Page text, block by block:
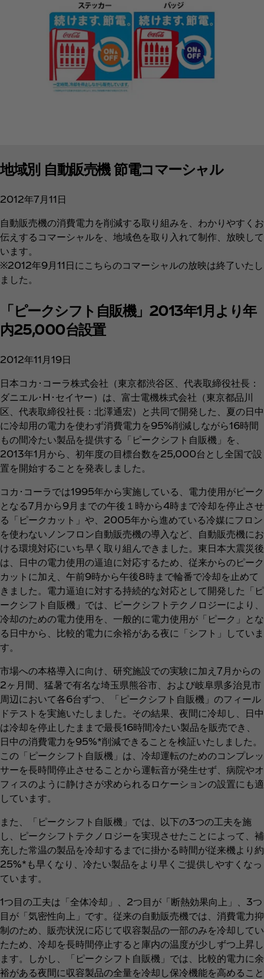
地域別 自動販売機 節電コマーシャル
2012年7月11日
自動販売機の消費電力を削減する取り組みを、わかりやすくお
伝えするコマーシャルを、地域色を取り入れて制作、放映して
います。
※2012年9月11日にこちらのコマーシャルの放映は終了いたし
ました。
「ピークシフト自販機」2013年1月より年
内25,000台設置
2012年11月19日
日本コカ･コーラ株式会社（東京都渋谷区、代表取締役社長：
ダニエル･H･セイヤー）は、富士電機株式会社（東京都品川
区、代表取締役社長：北澤通宏）と共同で開発した、夏の日中
に冷却用の電力を使わず消費電力を95%削減しながら16時間
もの間冷たい製品を提供する「ピークシフト自販機」を、
2013年1月から、初年度の目標台数を25,000台とし全国で設
置を開始することを発表しました。
コカ･コーラでは1995年から実施している、電力使用がピーク
となる7月から9月までの午後１時から4時まで冷却を停止させ
る「ピークカット」や、2005年から進めている冷媒にフロン
を使わないノンフロン自動販売機の導入など、自動販売機にお
ける環境対応にいち早く取り組んできました。東日本大震災後
は、日中の電力使用の逼迫に対応するため、従来からのピーク
カットに加え、午前9時から午後8時まで輪番で冷却を止めて
きました。電力逼迫に対する持続的な対応として開発した「ピ
ークシフト自販機」では、ピークシフトテクノロジーにより、
冷却のための電力使用を、一般的に電力使用が「ピーク」とな
る日中から、比較的電力に余裕がある夜に「シフト」していま
す。
市場への本格導入に向け、研究施設での実験に加え7月からの
2ヶ月間、猛暑で有名な埼玉県熊谷市、および岐阜県多治見市
周辺において各6台ずつ、「ピークシフト自販機」のフィール
ドテストを実施いたしました。その結果、夜間に冷却し、日中
は冷却を停止したままで最長16時間冷たい製品を販売でき、
日中の消費電力を95%*削減できることを検証いたしました。
この「ピークシフト自販機」は、冷却運転のためのコンプレッ
サーを長時間停止させることから運転音が発生せず、病院やオ
フィスのように静けさが求められるロケーションの設置にも適
しています。
また、「ピークシフト自販機」では、以下の3つの工夫を施
し、ピークシフトテクノロジーを実現させたことによって、補
充した常温の製品を冷却するまでに掛かる時間が従来機より約
25%*も早くなり、冷たい製品をより早くご提供しやすくなっ
ています。
1つ目の工夫は「全体冷却」、2つ目が「断熱効果向上」、3つ
目が「気密性向上」です。従来の自動販売機では、消費電力抑
制のため、販売状況に応じて収容製品の一部のみを冷却してい
たため、冷却を長時間停止すると庫内の温度が少しずつ上昇し
ます。しかし、「ピークシフト自販機」では、比較的電力に余
裕がある夜間に収容製品の全量を冷却し保冷機能を高めること